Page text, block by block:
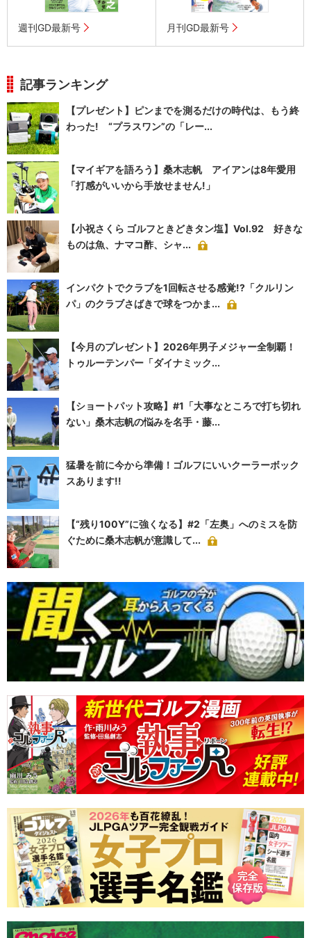
週刊GD最新号 月刊GD最新号
記事ランキング
【プレゼント】ピンまでを測るだけの時代は、もう終
わった! “プラスワン”の「レー...
【マイギアを語ろう】桑木志帆 アイアンは8年愛用
「打感がいいから手放せません!」
【小祝さくら ゴルフときどきタン塩】Vol.92 好きな
ものは魚、ナマコ酢、シャ...
インパクトでクラブを1回転させる感覚!?「クルリン
パ」のクラブさばきで球をつかま...
【今月のプレゼント】2026年男子メジャー全制覇！
トゥルーテンパー「ダイナミック...
【ショートパット攻略】#1「大事なところで打ち切れ
ない」桑木志帆の悩みを名手・藤...
猛暑を前に今から準備！ゴルフにいいクーラーボック
スあります!!
【“残り100Y”に強くなる】#2「左奥」へのミスを防
ぐために桑木志帆が意識して...